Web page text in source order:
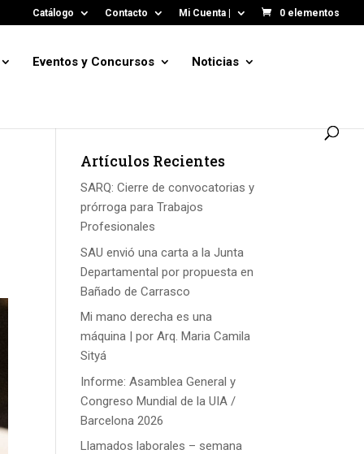
Catálogo Contacto Mi Cuenta | 0 elementos
Eventos y Concursos Noticias
Artículos Recientes
SARQ: Cierre de convocatorias y
prórroga para Trabajos
Profesionales
SAU envió una carta a la Junta
Departamental por propuesta en
Bañado de Carrasco
Mi mano derecha es una
máquina | por Arq. Maria Camila
Sityá
Informe: Asamblea General y
Congreso Mundial de la UIA /
Barcelona 2026
Llamados laborales – semana